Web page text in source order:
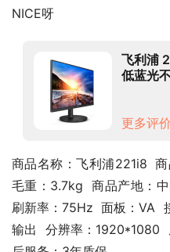
NICE呀
飞利浦
低蓝光
更多评价
商品名称：飞利浦221i8
毛重：3.7kg  商品产地：
刷新率：75Hz  面板：VA
输出  分辨率：1920*1080